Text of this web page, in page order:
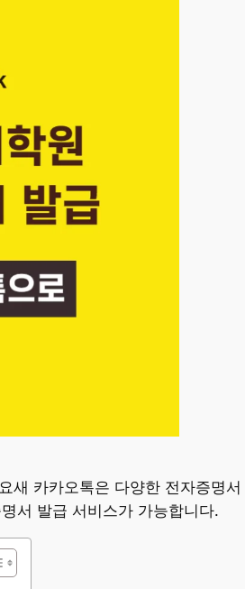
새 카카오톡은 다양한 전자증명
서 발급 서비스가 가능합니다.